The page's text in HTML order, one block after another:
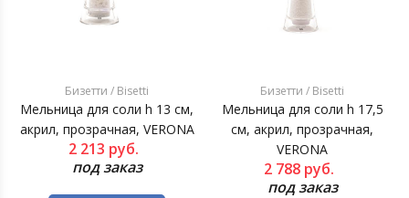
Бизетти / Bisetti
Мельница для соли h 13 см,
акрил, прозрачная, VERONA
2 213 руб.
под заказ
Бизетти / Bisetti
Мельница для соли h 17,5
см, акрил, прозрачная,
VERONA
2 788 руб.
под заказ